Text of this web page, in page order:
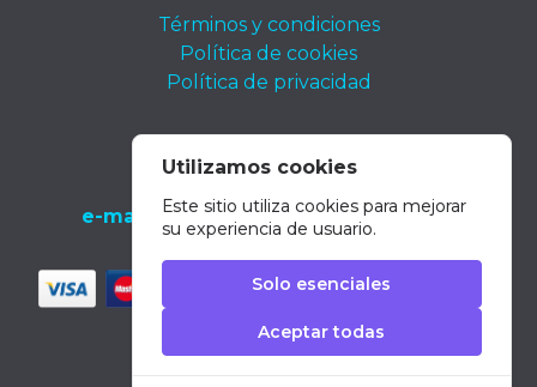
Términos y condiciones
Política de cookies
Política de privacidad
CONTACTO
e-mail:
info@dolphin-excursions-gran-
Utilizamos cookies
Este sitio utiliza cookies para mejorar
su experiencia de usuario.
Solo esenciales
Aceptar todas